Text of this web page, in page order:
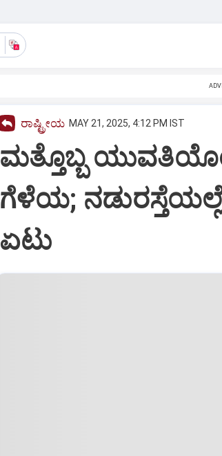
ರಾಷ್ಟ್ರೀಯ MAY 21, 2025, 4:12 PM IST
ಮತ್ತೊಬ್ಬ
ಗೆಳೆಯ;
ಏಟು